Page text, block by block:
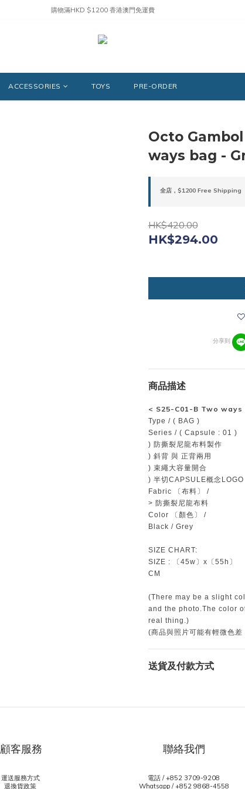
購物滿HKD $1200 香港澳門免運費
ACCESSORIES TOYS PRE-ORDER
Octo Gambol
ways bag -
全店，$1200 Free Shipping
HK$420.00
HK$294.00
分享到
商品描述
< S25-C01-B Two ways
Type / ( BAG )
Series / ( Capsule : 01 )
) 防撕裂尼龍布料製作
) 斜背 與 正背兩用
) 束繩大容量開合
) 半切CAPSULE概念LOGO
Fabric 〔布料〕 /
> 防撕裂尼龍布料
Color 〔顏色〕 /
Black / Grey
SIZE CHART:
SIZE : 〔45w〕x〔55h〕
CM
(There may be a slight
and the photo.The color
real thing.)
(商品與照片可能有輕微色
送貨及付款方式
顧客服務
運送服務方式
退換貨政策
聯絡我們
電話 / +852 3709-9208
Whatsapp /+852 9868-4558